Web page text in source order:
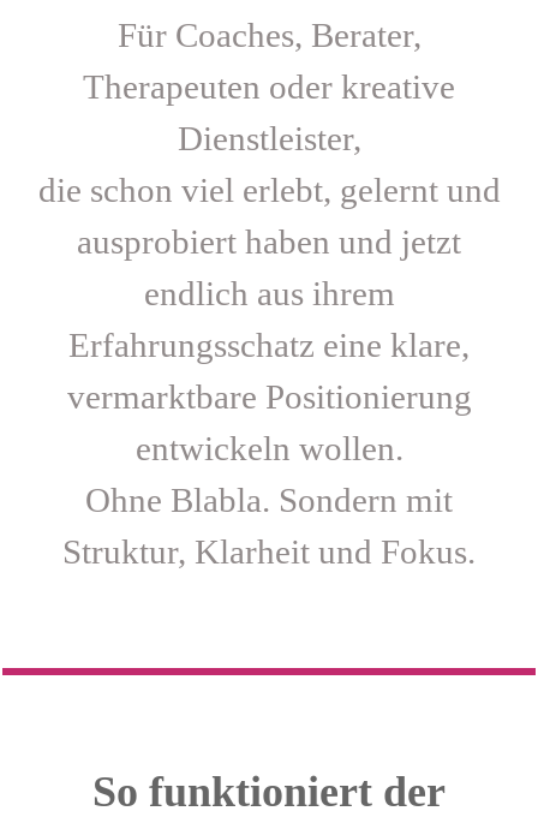
Für Coaches, Berater,
Therapeuten oder kreative
Dienstleister,
die schon viel erlebt, gelernt und
ausprobiert haben und jetzt
endlich aus ihrem
Erfahrungsschatz eine klare,
vermarktbare Positionierung
entwickeln wollen.
Ohne Blabla. Sondern mit
Struktur, Klarheit und Fokus.
So funktioniert der